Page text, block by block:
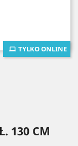
TYLKO ONLINE
130 CM